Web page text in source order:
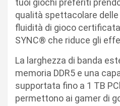
tuoi giochi preferiti
qualità spettacolare
fluidità di gioco
SYNC® che riduce gli
La larghezza di banda
memoria DDR5 e una
supportata fino a 1 TB
permettono ai gamer di